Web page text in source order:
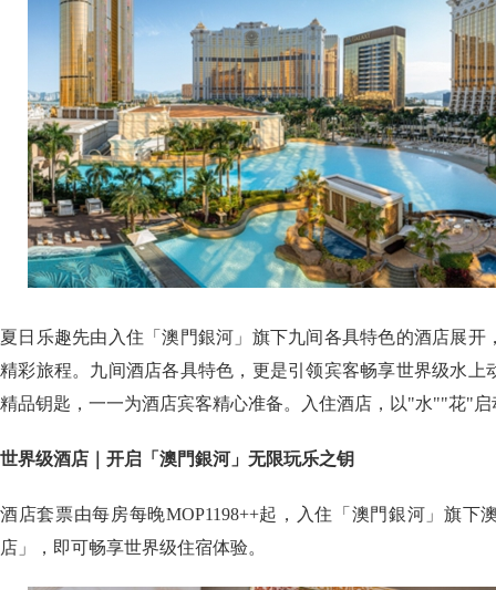
夏日乐趣先由入住「澳門銀河」旗下九间各具特色的酒店展开
精彩旅程。九间酒店各具特色，更是引领宾客畅享世界级水上
精品钥匙，一一为酒店宾客精心准备。入住酒店，以"水""花"
世界级酒店｜开启「澳門銀河」无限玩乐之钥
酒店套票由每房每晚MOP1198++起，入住「澳門銀河」旗下
店」，即可畅享世界级住宿体验。